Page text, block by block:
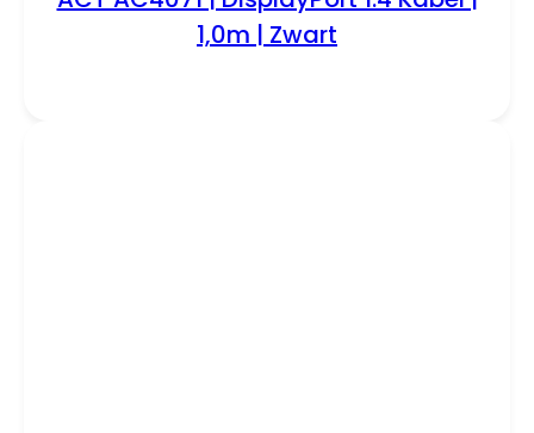
1,0m | Zwart